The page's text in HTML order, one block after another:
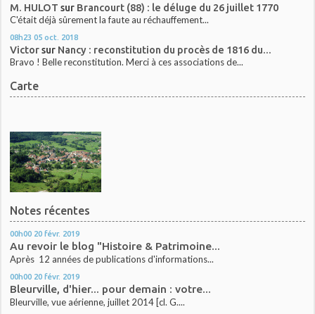
M. HULOT sur Brancourt (88) : le déluge du 26 juillet 1770
C'était déjà sûrement la faute au réchauffement...
08h23 05 oct. 2018
Victorsur Nancy : reconstitution du procès de 1816 du...
Bravo ! Belle reconstitution. Merci à ces associations de...
Carte
Notes récentes
00h00 20 févr. 2019
Au revoir le blog "Histoire & Patrimoine...
Après 12 années de publications d'informations...
00h00 20 févr. 2019
Bleurville, d'hier... pour demain : votre...
Bleurville, vue aérienne, juillet 2014 [cl. G....